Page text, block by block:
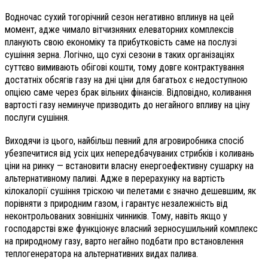
Водночас сухий тогорічний сезон негативно вплинув на цей
момент, адже чимало вітчизняних елеваторних комплексів
планують свою економіку та прибутковість саме на послузі
сушіння зерна. Логічно, що сухі сезони в таких організаціях
суттєво вимивають обігові кошти, тому довге контрактування
достатніх обсягів газу на дні ціни для багатьох є недоступною
опцією саме через брак вільних фінансів. Відповідно, коливання
вартості газу неминуче призводить до негайного впливу на ціну
послуги сушіння.
Виходячи із цього, найбільш певний для агровиробника спосіб
убезпечитися від усіх цих непередбачуваних стрибків і коливань
ціни на ринку — встановити власну енергоефективну сушарку на
альтернативному паливі. Адже в перерахунку на вартість
кілокалорії сушіння тріскою чи пелетами є значно дешевшим, як
порівняти з природним газом, і гарантує незалежність від
неконтрольованих зовнішніх чинників. Тому, навіть якщо у
господарстві вже функціонує власний зерносушильний комплекс
на природному газу, варто негайно подбати про встановлення
теплогенератора на альтернативних видах палива.